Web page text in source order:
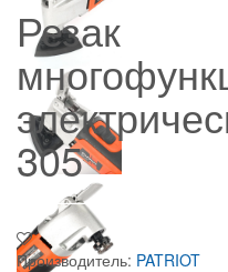
Резак
305
Производитель: PATRIOT